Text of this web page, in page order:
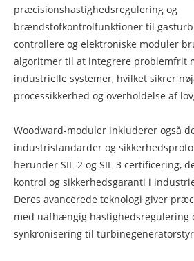
præcisionshastighedsregulering og
brændstofkontrolfunktioner til
controllere og elektroniske moduler
algoritmer til at integrere problemfrit
industrielle systemer, hvilket sikrer
processikkerhed og overholdelse af
Woodward-moduler inkluderer også
industristandarder og
herunder SIL-2 og SIL-3 certificering,
kontrol og sikkerhedsgaranti i
Deres avancerede teknologi giver
med uafhængig hastighedsregulering
synkronisering til